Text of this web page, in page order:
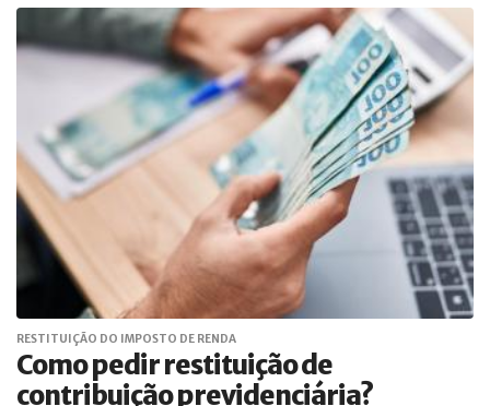
RESTITUIÇÃO DO IMPOSTO DE RENDA
Como pedir restituição de
contribuição previdenciária?